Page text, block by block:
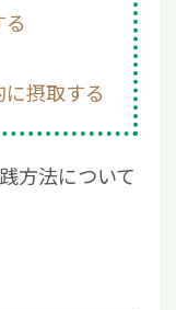
摂取する
方法について